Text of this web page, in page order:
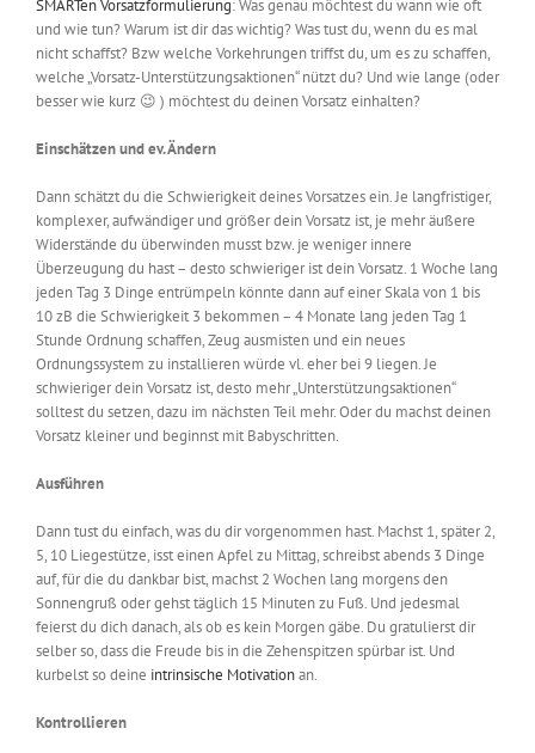
SMARTen Vorsatzformulierung: Was genau möchtest du wann wie oft
und wie tun? Warum ist dir das wichtig? Was tust du, wenn du es mal
nicht schaffst? Bzw welche Vorkehrungen triffst du, um es zu schaffen,
welche „Vorsatz-Unterstützungsaktionen“ nützt du? Und wie lange (oder
besser wie kurz 😉 ) möchtest du deinen Vorsatz einhalten?
Einschätzen und ev. Ändern
Dann schätzt du die Schwierigkeit deines Vorsatzes ein. Je langfristiger,
komplexer, aufwändiger und größer dein Vorsatz ist, je mehr äußere
Widerstände du überwinden musst bzw. je weniger innere
Überzeugung du hast – desto schwieriger ist dein Vorsatz. 1 Woche lang
jeden Tag 3 Dinge entrümpeln könnte dann auf einer Skala von 1 bis
10 zB die Schwierigkeit 3 bekommen – 4 Monate lang jeden Tag 1
Stunde Ordnung schaffen, Zeug ausmisten und ein neues
Ordnungssystem zu installieren würde vl. eher bei 9 liegen. Je
schwieriger dein Vorsatz ist, desto mehr „Unterstützungsaktionen“
solltest du setzen, dazu im nächsten Teil mehr. Oder du machst deinen
Vorsatz kleinerund beginnst mit Babyschritten.
Ausführen
Dann tust du einfach, was du dir vorgenommen hast. Machst 1, später 2,
5, 10 Liegestütze, isst einen Apfel zu Mittag, schreibst abends 3 Dinge
auf, für die du dankbar bist, machst 2 Wochen lang morgens den
Sonnengruß oder gehst täglich 15 Minuten zu Fuß. Und jedesmal
feierst du dich danach, als ob es kein Morgen gäbe. Du gratulierst dir
selber so, dass die Freude bis in die Zehenspitzen spürbar ist. Und
kurbelst so deine intrinsische Motivationan.
Kontrollieren